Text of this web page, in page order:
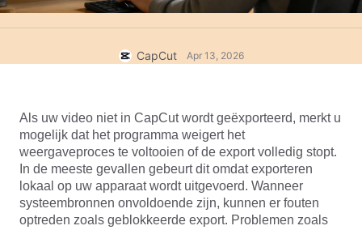
Spraakherkenning
Tekst-naar-spraak
Spraak verbeteren
Ruis verminderen
Afbeelding
Markttrends
Topkeuzes
Sjabloontrends en -tips
Meer
Over CapCuts Gebruiksvoorwaarden
Dreamina Seedance 2.0 Launch
CapCut openen
CapCut Apr 13, 2026
Als uw video niet in CapCut wordt geëxporteerd, merkt u
mogelijk dat het programma weigert het
weergaveproces te voltooien of de export volledig stopt.
In de meeste gevallen gebeurt dit omdat exporteren
lokaal op uw apparaat wordt uitgevoerd. Wanneer
systeembronnen onvoldoende zijn, kunnen er fouten
optreden zoals geblokkeerde export. Problemen zoals